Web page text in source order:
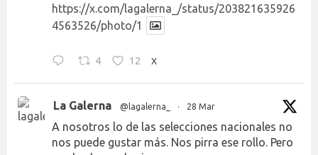
https://x.com/lagalerna_/status/203821635926
4563526/photo/1
4 12 X
La Galerna @lagalerna_ · 28 Mar
A nosotros lo de las selecciones nacionales no
nos puede gustar más. Nos pirra ese rollo. Pero